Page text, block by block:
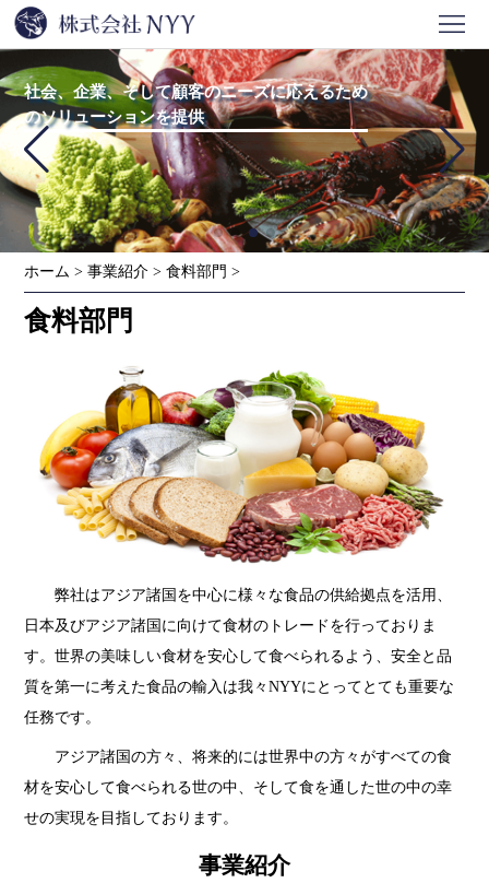
ホ
ー
ム
会
社
情
事
業
ニ
社会、企業、そして顧客のニーズに応えるため
のソリューションを提供
ホーム >事業紹介 >食料部門 >
食料部門
弊社はアジア諸国を中心に様々な食品の供給拠点を活用、
日本及びアジア諸国に向けて食材のトレードを行っておりま
す。世界の美味しい食材を安心して食べられるよう、安全と品
質を第一に考えた食品の輸入は我々NYYにとってとても重要な
任務です。
アジア諸国の方々、将来的には世界中の方々がすべての食
材を安心して食べられる世の中、そして食を通した世の中の幸
せの実現を目指しております。
事業紹介